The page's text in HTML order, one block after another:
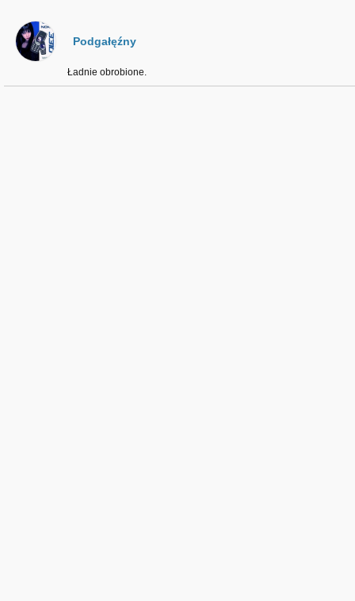
Podgałęźny
Ładnie obrobione.